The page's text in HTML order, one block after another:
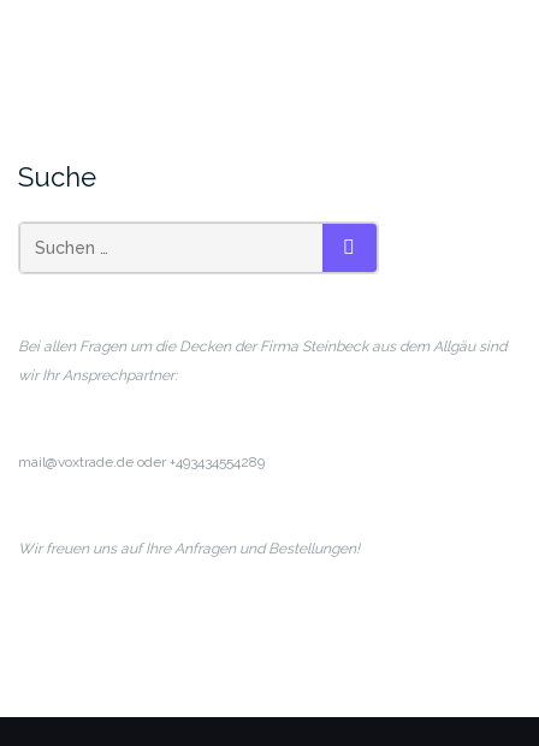
Suche
SUCHEN
Bei allen Fragen um die Decken der Firma Steinbeck aus dem Allgäu sind
wir Ihr Ansprechpartner:
mail@voxtrade.de oder +493434554289
Wir freuen uns auf Ihre Anfragen und Bestellungen!